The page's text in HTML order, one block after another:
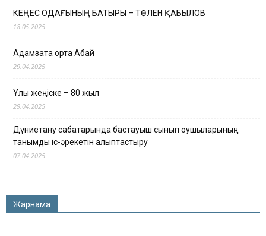
КЕҢЕС ОДАҒЫНЫҢ БАТЫРЫ – ТӨЛЕН ҚАБЫЛОВ
18.05.2025
Адамзатқа ортақ Абай
29.04.2025
Ұлы жеңіске – 80 жыл
29.04.2025
Дүниетану сабақтарында бастауыш сынып оқушыларының
танымдық іс-әрекетін қалыптастыру
07.04.2025
Жарнама